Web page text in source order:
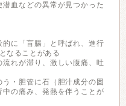
血などの異常が見つかった
的に「盲腸」と呼ばれ、進行
なることがある
れが滞り、激しい腹痛、吐
・胆管に石（胆汁成分の固
の痛み、発熱を伴うことが